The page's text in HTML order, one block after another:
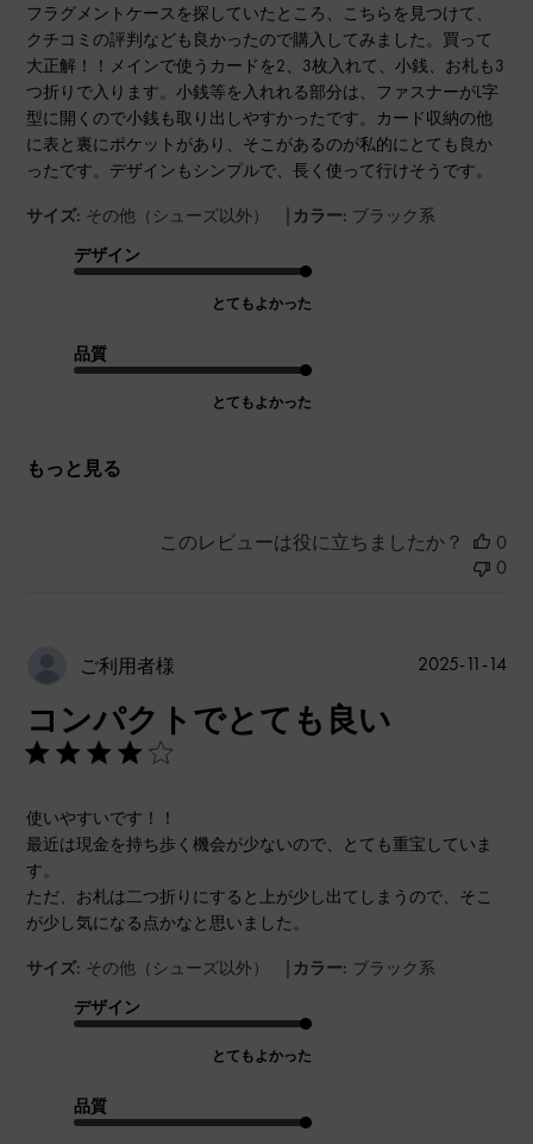
フラグメントケースを探していたところ、こちらを見つけて、
クチコミの評判なども良かったので購入してみました。買って
大正解！！メインで使うカードを2、3枚入れて、小銭、お札も3
つ折りで入ります。小銭等を入れれる部分は、ファスナーがL字
型に開くので小銭も取り出しやすかったです。カード収納の他
に表と裏にポケットがあり、そこがあるのが私的にとても良か
ったです。デザインもシンプルで、長く使って行けそうです。
サイズ: その他（シューズ以外） | カラー: ブラック系
デザイン
とてもよかった
品質
とてもよかった
もっと見る
このレビューは役に立ちましたか？
0
0
ご利用者様
コンパクトでとても良い
使いやすいです！！
最近は現金を持ち歩く機会が少ないので、とても重宝していま
す。
ただ、お札は二つ折りにすると上が少し出てしまうので、そこ
が少し気になる点かなと思いました。
サイズ: その他（シューズ以外） | カラー: ブラック系
デザイン
とてもよかった
品質
公
2025-11-14